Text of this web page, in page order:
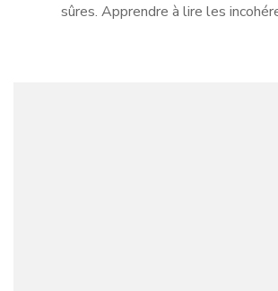
sûres. Apprendre à lire les